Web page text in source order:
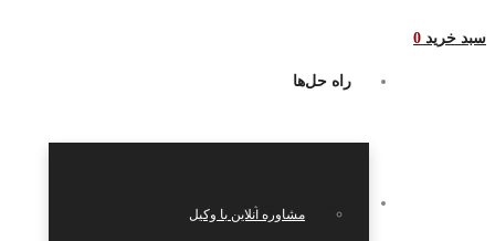
سبد خرید 0
راه حل‌ها
مشاوره آنلاین با وکیل
پکیج‌های حقوقی